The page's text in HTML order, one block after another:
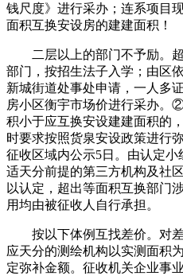
钱尺度》进行采办；连系项目
面积互换安设房的建建面积！
二层以上的部门不予励。超
部门，按招生法子入学；由区
新城街道处事处申请，一人多
房小区衡宇市场价进行采办。
积小于应互换安设建建面积的
时要求按照货泉安设政策进行
征收区域内公示5日。由认定
适天分前提的第三方机构及社
以认定，超出等面积互换部门
用均由被征收人自行承担。
按以下体例互找差价。对差
应天分的测绘机构以实测面积
定弥补金额。征收机关企业事